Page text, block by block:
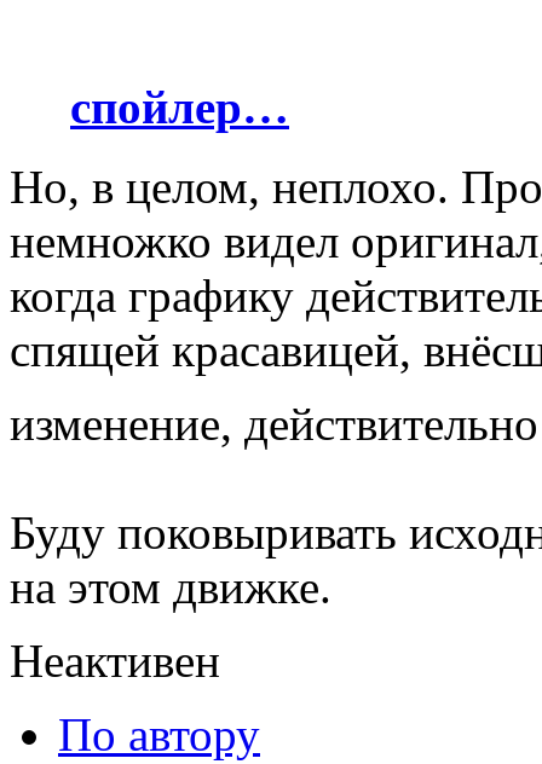
спойлер…
Но, в целом, неплохо.
немножко видел
когда графику
спящей красавицей,
изменение,
Буду поковыривать
на этом движке.
Неактивен
По автору